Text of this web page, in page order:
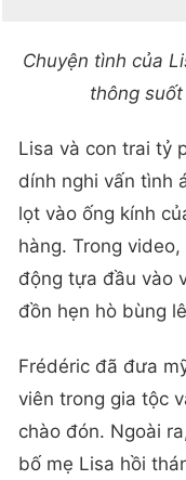
Chuyện tình của
thông
Lisa và con trai tỷ
dính nghi vấn tình
lọt vào ống kính
hàng. Trong
động tựa đầu vào
đồn hẹn hò bùng
Frédéric đã đưa
viên trong gia tộc
chào đón. Ngoài
bố mẹ Lisa hồi